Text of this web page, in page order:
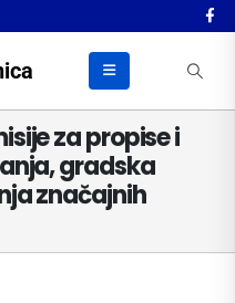
za propise i
gradska
značajnih